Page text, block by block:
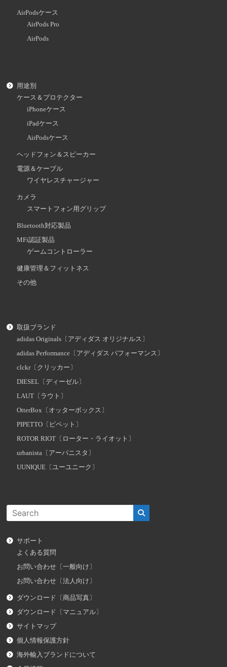
AirPodsケース
AirPods Pro
AirPods
用途別
ケース＆プロテクター
iPhoneケース
iPadケース
AirPodsケース
ヘッドフォン＆スピーカー
電源＆ケーブル
ワイヤレスチャージャー
カメラ
スマートフォン用グリップ
Bluetooth対応製品
MFi認証製品
ゲームコントローラー
健康管理＆フィットネス
その他
取扱ブランド
adidas Originals〔アディダス オリジナルス〕
adidas Performance〔アディダス パフォーマンス〕
clckr〔クリッカー〕
DIESEL〔ディーゼル〕
LAUT〔ラウト〕
OtterBox〔オッターボックス〕
PIPETTO〔ピペット〕
ROTOR RIOT〔ローター・ライオット〕
urbanista〔アーバニスタ〕
UUNIQUE〔ユーユニーク〕
サポート
よくある質問
お問い合わせ〔一般向け〕
お問い合わせ〔法人向け〕
ダウンロード〔商品写真〕
ダウンロード〔マニュアル〕
サイトマップ
個人情報保護方針
海外輸入ブランドについて